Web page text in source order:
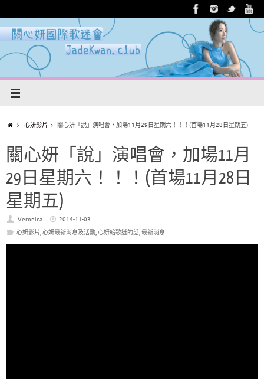
心妍影片 關心妍「說」演唱會，加場11月29日星期六！！！(首場11月28日星期五)
關心妍「說」演唱會，加場11月
29日星期六！！！(首場11月28日
星期五)
Veronica
2014-11-03
心妍影片,心妍最新消息及活動,心妍給歌迷的話,最新消息